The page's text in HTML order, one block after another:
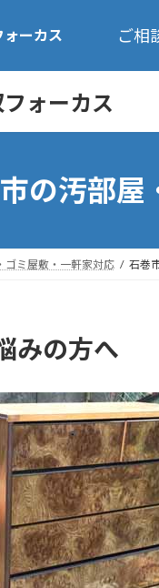
ーカス ご相
ォーカス
の汚部屋
ゴミ屋敷・一軒家対応 石巻
みの方へ